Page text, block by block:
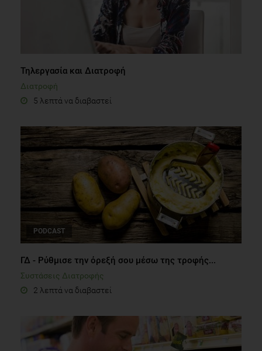
Τηλεργασία και Διατροφή
Διατροφή
5 λεπτά να διαβαστεί
PODCAST
ΓΔ - Ρύθμισε την όρεξή σου μέσω της τροφής...
Συστάσεις Διατροφής
2 λεπτά να διαβαστεί